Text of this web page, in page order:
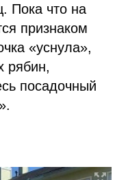
Пока что на
признаком
«уснула»,
рябин,
посадочный